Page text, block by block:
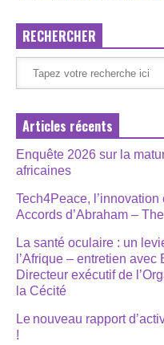
RECHERCHER
Articles récents
Enquête 2026 sur la
africaines
Tech4Peace,
Accords d’Abraham –
La santé oculaire : un
l’Afrique – entretien
Directeur exécutif de
la Cécité
Le nouveau rapport
!